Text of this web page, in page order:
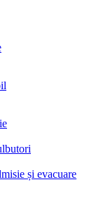
și evacuare